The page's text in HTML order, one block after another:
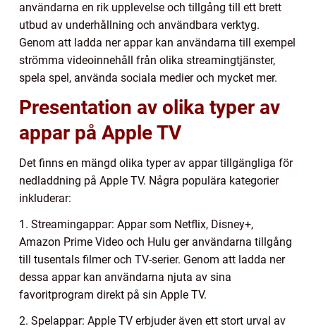
användarna en rik upplevelse och tillgång till ett brett
utbud av underhållning och användbara verktyg.
Genom att ladda ner appar kan användarna till exempel
strömma videoinnehåll från olika streamingtjänster,
spela spel, använda sociala medier och mycket mer.
Presentation av olika typer av
appar på Apple TV
Det finns en mängd olika typer av appar tillgängliga för
nedladdning på Apple TV. Några populära kategorier
inkluderar:
1. Streamingappar: Appar som Netflix, Disney+,
Amazon Prime Video och Hulu ger användarna tillgång
till tusentals filmer och TV-serier. Genom att ladda ner
dessa appar kan användarna njuta av sina
favoritprogram direkt på sin Apple TV.
2. Spelappar: Apple TV erbjuder även ett stort urval av